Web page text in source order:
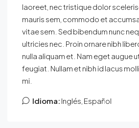
laoreet, nec tristique dolor
mauris sem, commodo et
vitae sem. Sed bibendum nunc
ultricies nec. Proin ornare nibh
nulla aliquam et. Nam eget augue
feugiat. Nullam et nibh id lacus
mi.
Idioma: Inglés, Español